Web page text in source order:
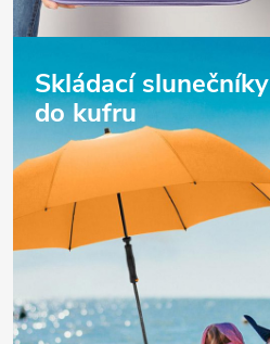
Skládací slunečníky
do kufru